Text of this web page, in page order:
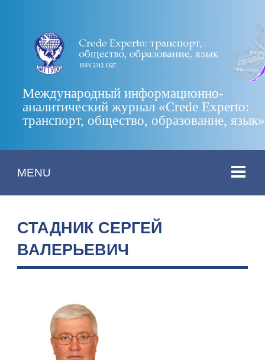
Международный информационно-
аналитический журнал «Crede Experto:
транспорт, общество, образование, язык»
MENU
СТАДНИК СЕРГЕЙ
ВАЛЕРЬЕВИЧ